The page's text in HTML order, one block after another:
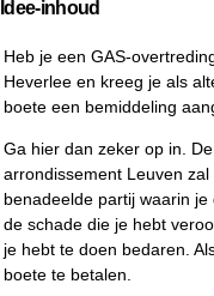
Idee-inhoud
Heb je een GAS-
Heverlee en kreeg je als
boete een bemiddeling
Ga hier dan zeker op in.
arrondissement Leuven
benadeelde partij waarin
de schade die je hebt
je hebt te doen bedaren.
boete te betalen.